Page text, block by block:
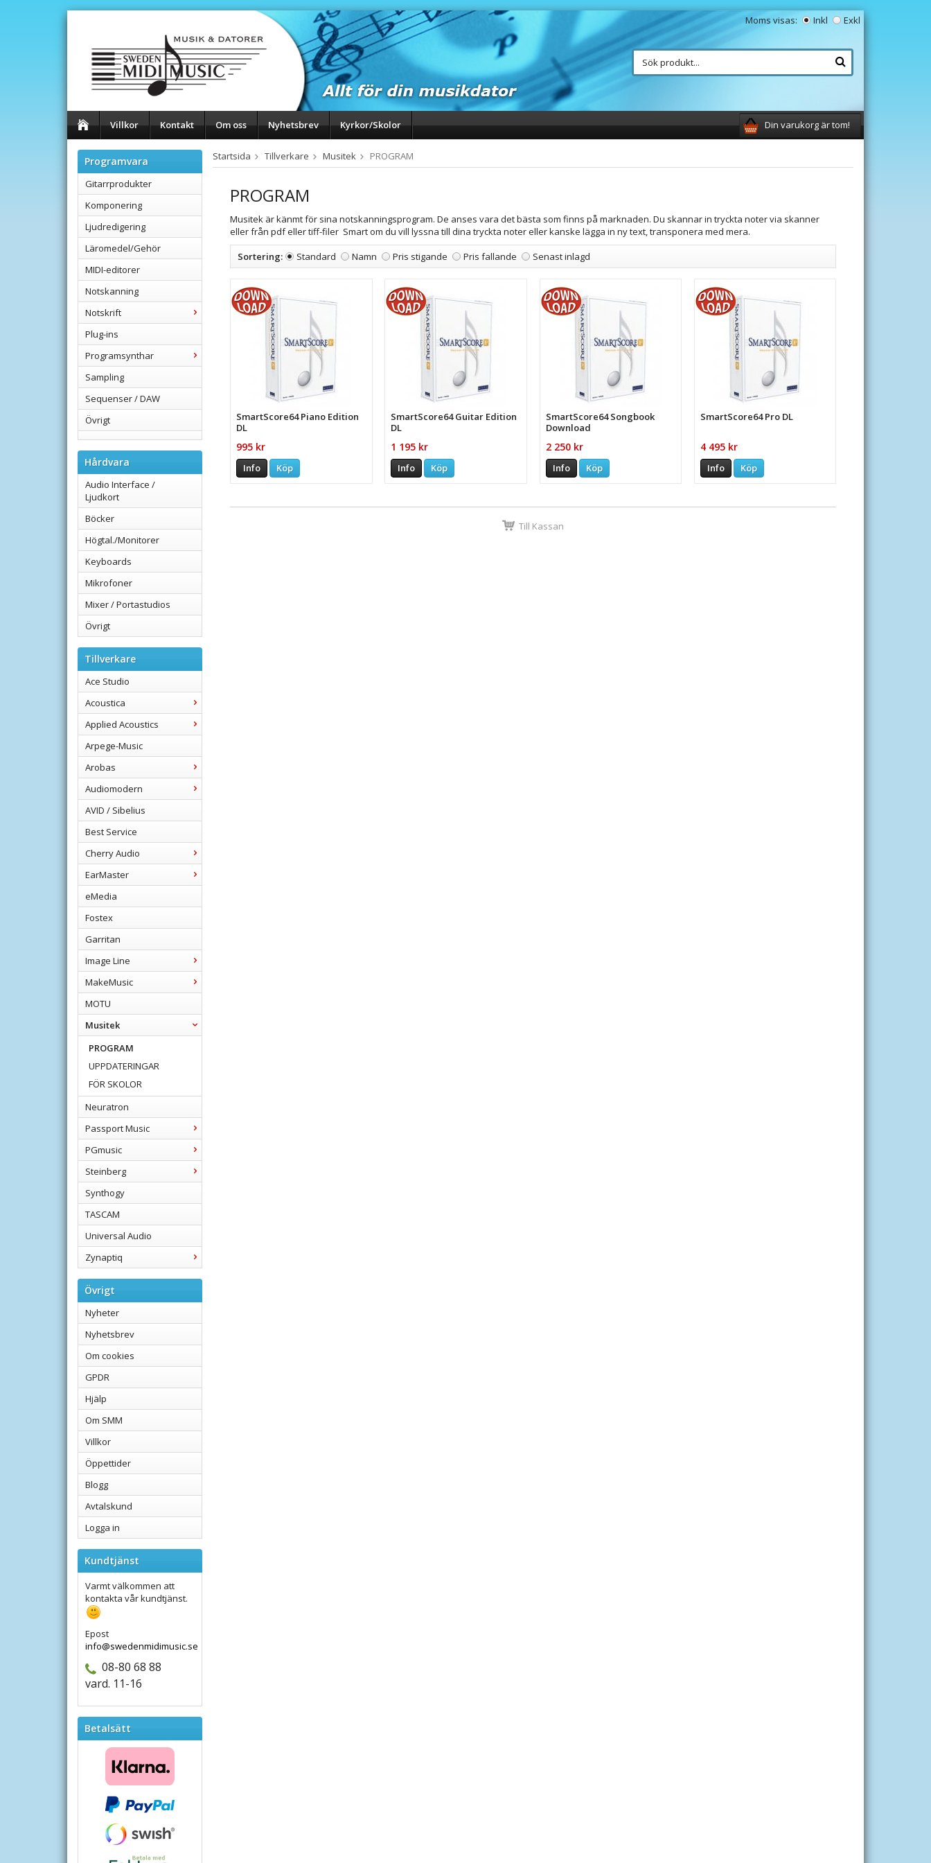
Moms visas: Inkl Exkl
Villkor Kontakt Om oss Nyhetsbrev Kyrkor/Skolor Din varukorg är tom!
Programvara
Gitarrprodukter
Komponering
Ljudredigering
Läromedel/Gehör
MIDI-editorer
Notskanning
Notskrift
Plug-ins
Programsynthar
Sampling
Sequenser / DAW
Övrigt
Hårdvara
Audio Interface /
Ljudkort
Böcker
Högtal./Monitorer
Keyboards
Mikrofoner
Mixer / Portastudios
Övrigt
Tillverkare
Ace Studio
Acoustica
Applied Acoustics
Arpege-Music
Arobas
Audiomodern
AVID / Sibelius
Best Service
Cherry Audio
EarMaster
eMedia
Fostex
Garritan
Image Line
MakeMusic
MOTU
Musitek
PROGRAM
UPPDATERINGAR
FÖR SKOLOR
Neuratron
Passport Music
PGmusic
Steinberg
Synthogy
TASCAM
Universal Audio
Zynaptiq
Övrigt
Nyheter
Nyhetsbrev
Om cookies
GPDR
Hjälp
Om SMM
Villkor
Öppettider
Blogg
Avtalskund
Logga in
Kundtjänst
Varmt välkommen att
kontakta vår kundtjänst.
Epost
info@swedenmidimusic.se
08-80 68 88
vard. 11-16
Betalsätt
Startsida Tillverkare Musitek PROGRAM
PROGRAM
Musitek är känmt för sina notskanningsprogram. De anses vara det bästa som finns på marknaden. Du skannar in tryckta noter via skanner
eller från pdf eller tiff-filer Smart om du vill lyssna till dina tryckta noter eller kanske lägga in ny text, transponera med mera.
Sortering:
Standard Namn Pris stigande Pris fallande Senast inlagd
SmartScore64 Piano Edition
DL
995 kr
Info Köp
SmartScore64 Guitar Edition
DL
1 195 kr
Info Köp
SmartScore64 Songbook
Download
2 250 kr
Info Köp
SmartScore64 Pro DL
4 495 kr
Info Köp
Till Kassan